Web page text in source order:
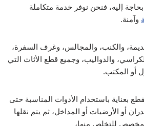
إليه، فنحن نوفر خدمة متكاملة
وآمنة.
والكنب، والمجالس، وغرف السفرة،
والدواليب، وجميع قطع الأثاث التي
أو المكتب.
بعناية باستخدام الأدوات المناسبة حتى
أو الأرضيات أو المداخل، ثم يتم نقلها
للتخلص منها،